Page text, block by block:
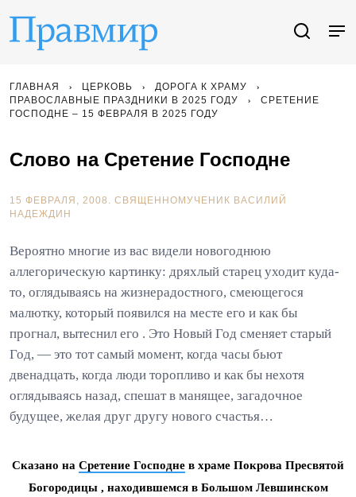
ГЛАВНАЯ ЦЕРКОВЬ
ДОРОГА К ХРАМУ
ПРАВОСЛАВНЫЕ ПРАЗДНИКИ В 2025 ГОДУ
СРЕТЕНИЕ
ГОСПОДНЕ – 15 ФЕВРАЛЯ В 2025 ГОДУ
Слово на Сретение Господне
15 ФЕВРАЛЯ, 2008. СВЯЩЕННОМУЧЕНИК ВАСИЛИЙ
НАДЕЖДИН
Вероятно многие из вас видели новогоднюю
аллегорическую картинку: дряхлый старец уходит куда-
то, оглядываясь на жизнерадостного, смеющегося
малютку, который появился на месте его и как бы
прогнал, вытеснил его . Это Новый Год сменяет старый
Год, — это тот самый момент, когда часы бьют
двенадцать, когда люди торопливо и как бы нехотя
оглядываясь назад, спешат в манящее, загадочное
будущее, желая друг другу нового счастья…
Сказано на Сретение Господне в храме Покрова Пресвятой
Богородицы , находившемся в Большом Левшинском